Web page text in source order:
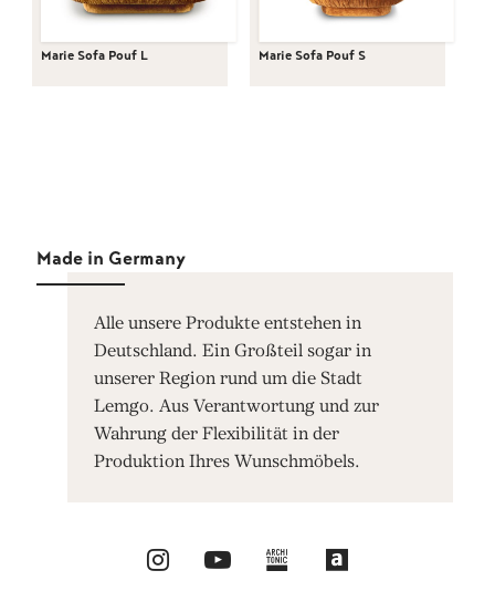
Marie Sofa Pouf L Marie Sofa Pouf S
Made in Germany
Alle unsere Produkte entstehen in
Deutschland. Ein Großteil sogar in
unserer Region rund um die Stadt
Lemgo. Aus Verantwortung und zur
Wahrung der Flexibilität in der
Produktion Ihres Wunschmöbels.